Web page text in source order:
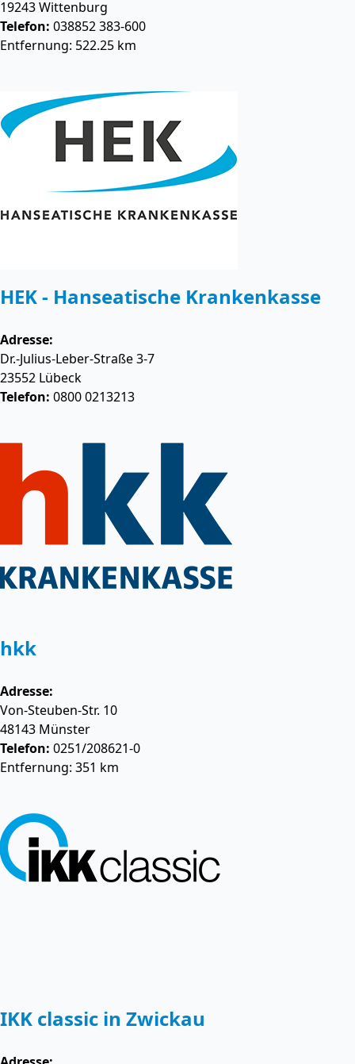
19243Wittenburg
Telefon: 038852 383-600
Entfernung: 522.25 km
HEK - Hanseatische Krankenkasse
Adresse:
Dr.-Julius-Leber-Straße 3-7
23552 Lübeck
Telefon: 0800 0213213
hkk
Adresse:
Von-Steuben-Str. 10
48143 Münster
Telefon: 0251/208621-0
Entfernung: 351 km
IKK classic in Zwickau